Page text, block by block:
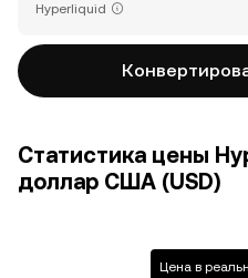
Hyperliquid
Статистика цены
доллар США (USD)
Цена в